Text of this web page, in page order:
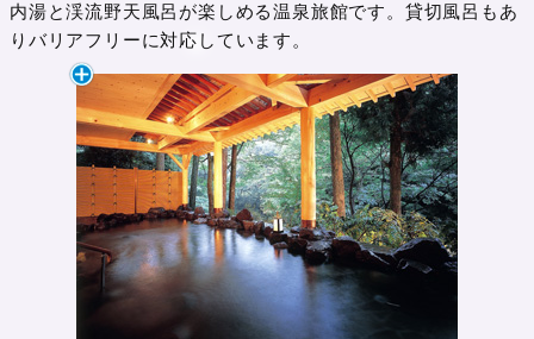
内湯と渓流野天風呂が楽しめる温泉旅館です。貸切風呂もあ
りバリアフリーに対応しています。